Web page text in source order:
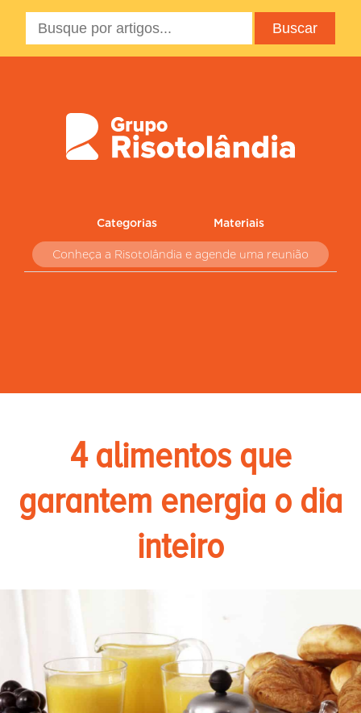
Categorias Materiais
Conheça a Risotolândia e agende uma reunião
4 alimentos que
garantem energia o dia
inteiro